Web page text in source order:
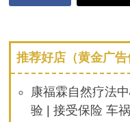
推荐好店（黄金广告
康福霖自然疗法
验 | 接受保险 车